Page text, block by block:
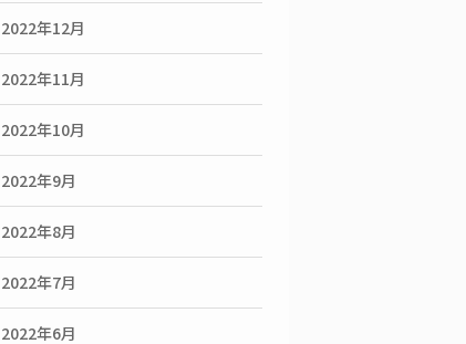
2022年12月
2022年11月
2022年10月
2022年9月
2022年8月
2022年7月
2022年6月